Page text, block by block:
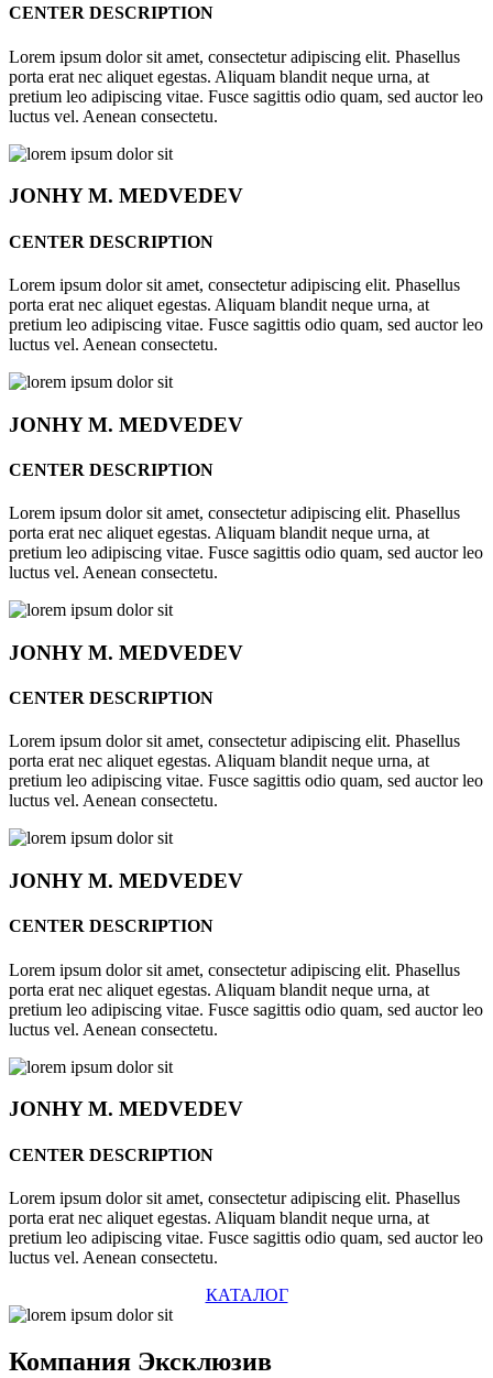
CENTER DESCRIPTION
Lorem ipsum dolor sit amet, consectetur adipiscing elit. Phasellus
porta erat nec aliquet egestas. Aliquam blandit neque urna, at
pretium leo adipiscing vitae. Fusce sagittis odio quam, sed auctor leo
luctus vel. Aenean consectetu.
JONHYM. MEDVEDEV
CENTER DESCRIPTION
Lorem ipsum dolor sit amet, consectetur adipiscing elit. Phasellus
porta erat nec aliquet egestas. Aliquam blandit neque urna, at
pretium leo adipiscing vitae. Fusce sagittis odio quam, sed auctor leo
luctus vel. Aenean consectetu.
JONHYM. MEDVEDEV
CENTER DESCRIPTION
Lorem ipsum dolor sit amet, consectetur adipiscing elit. Phasellus
porta erat nec aliquet egestas. Aliquam blandit neque urna, at
pretium leo adipiscing vitae. Fusce sagittis odio quam, sed auctor leo
luctus vel. Aenean consectetu.
JONHYM. MEDVEDEV
CENTER DESCRIPTION
Lorem ipsum dolor sit amet, consectetur adipiscing elit. Phasellus
porta erat nec aliquet egestas. Aliquam blandit neque urna, at
pretium leo adipiscing vitae. Fusce sagittis odio quam, sed auctor leo
luctus vel. Aenean consectetu.
JONHYM. MEDVEDEV
CENTER DESCRIPTION
Lorem ipsum dolor sit amet, consectetur adipiscing elit. Phasellus
porta erat nec aliquet egestas. Aliquam blandit neque urna, at
pretium leo adipiscing vitae. Fusce sagittis odio quam, sed auctor leo
luctus vel. Aenean consectetu.
JONHYM. MEDVEDEV
CENTER DESCRIPTION
Lorem ipsum dolor sit amet, consectetur adipiscing elit. Phasellus
porta erat nec aliquet egestas. Aliquam blandit neque urna, at
pretium leo adipiscing vitae. Fusce sagittis odio quam, sed auctor leo
luctus vel. Aenean consectetu.
КАТАЛОГ
Компания Эксклюзив